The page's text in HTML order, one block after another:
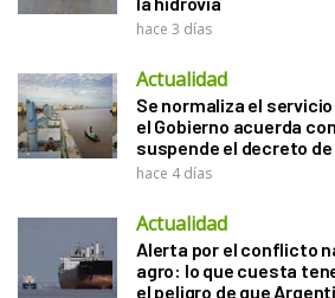
hace 3 días
Actualidad
Se normaliza el
el Gobierno acuerda
suspende el decreto
hace 4 días
Actualidad
Alerta por el conflicto
agro: lo que cuesta
el peligro de que